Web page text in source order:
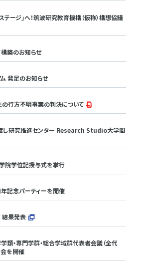
ージ」へ！筑波研究教育機構（仮称）構想協議
築のお知らせ
発足のお知らせ
行方不明事案の判決について
研究推進センター Research Studio大学間
院学位記授与式を挙行
記念パーティーを開催
結果発表
類・専門学群・総合学域群代表者会議（全代
会を開催